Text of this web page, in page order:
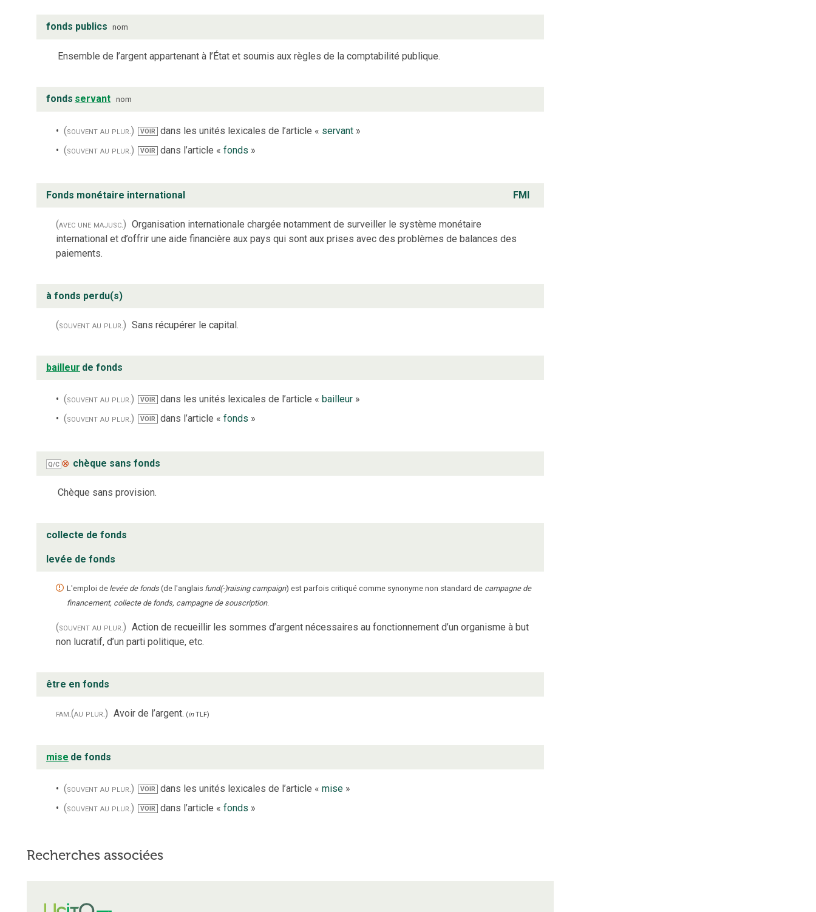
fonds publics nom
Ensemble de l’argent appartenant à l’État et soumis aux règles de la comptabilité publique.
fonds servant nom
(souvent au plur.) VOIR dans les unités lexicales de l’article « servant»
(souvent au plur.)
VOIR dans l’article « fonds »
Fonds monétaire international FMI
(avec une majusc.) Organisation internationale chargée notamment de surveiller le système monétaire
international et d’offrir une aide financière aux pays qui sont aux prises avec des problèmes de balances des
paiements.
à fonds perdu(s)
(souvent au plur.) Sans récupérer le capital.
bailleur de fonds
(souvent au plur.) VOIR dans les unités lexicales de l’article « bailleur»
(souvent au plur.)
VOIR dans l’article « fonds »
Q/C ⊗ chèque sans fonds
Chèque sans provision.
collecte de fonds
levée de fonds
L'emploi de levée de fonds (de l'anglais fund(-)raising campaign) est parfois critiqué comme synonyme non standard de campagne de
financement, collecte de fonds, campagne de souscription.
(souvent au plur.) Action de recueillir les sommes d’argent nécessaires au fonctionnement d’un organisme à but
non lucratif, d’un parti politique, etc.
être en fonds
fam.(au plur.) Avoir de l’argent. (inTLF)
mise de fonds
(souvent au plur.) VOIR dans les unités lexicales de l’article « mise»
(souvent au plur.)
VOIR dans l’article « fonds »
Recherches associées